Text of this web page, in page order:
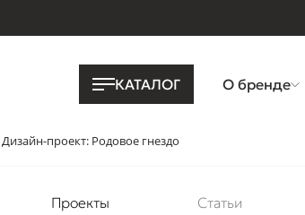
КАТАЛОГ О бренде
Дизайн-проект: Родовое гнездо
Проекты Статьи